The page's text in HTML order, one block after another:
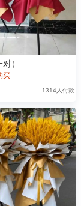
）
买
1314人付款